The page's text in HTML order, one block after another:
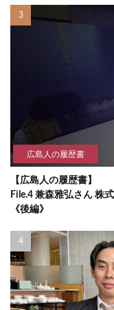
広島人の履歴書
【広島人の履歴書】
File.4 兼森雅弘さん 株
《後編》